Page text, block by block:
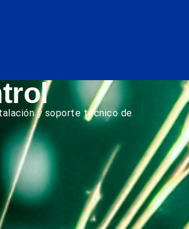
y soporte técnico de